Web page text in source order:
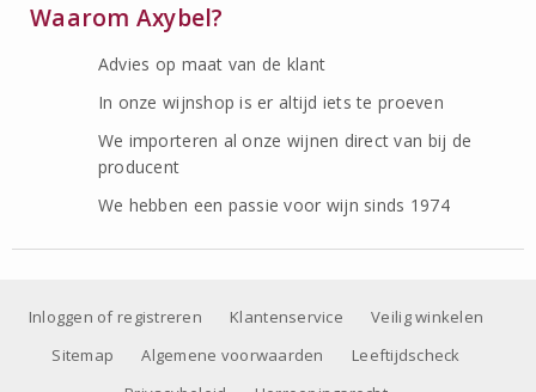
Waarom Axybel?
Advies op maat van de klant
In onze wijnshop is er altijd iets te proeven
We importeren al onze wijnen direct van bij de
producent
We hebben een passie voor wijn sinds 1974
Inloggen of registreren Klantenservice
Veilig winkelen
Sitemap
Algemene voorwaarden
Leeftijdscheck